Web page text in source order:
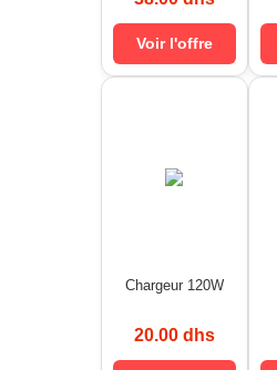
Voir l'offre
Chargeur 120W
20.00 dhs